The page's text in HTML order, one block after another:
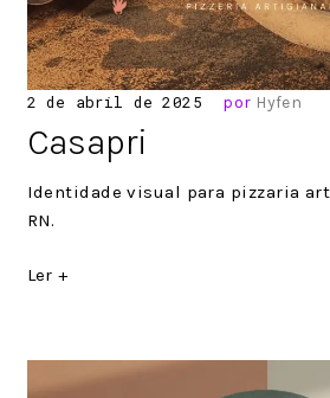
Posted
2 de abril de 2025 por Hyfen
Casapri
Identidade visual para pizzaria
RN.
Ler +